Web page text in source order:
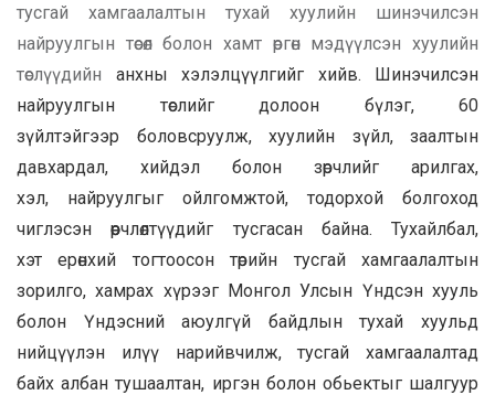
тусгай хамгаалалтын тухай хуулийн шинэчилсэн
найруулгын төсөл болон хамт өргөн мэдүүлсэн хуулийн
төслүүдийн анхны хэлэлцүүлгийг хийв. Шинэчилсэн
найруулгын төслийг долоон бүлэг, 60
зүйлтэйгээр боловсруулж, хуулийн зүйл, заалтын
давхардал, хийдэл болон зөрчлийг арилгах,
хэл, найруулгыг ойлгомжтой, тодорхой болгоход
чиглэсэн өөрчлөлтүүдийг тусгасан байна. Тухайлбал,
хэт ерөнхий тогтоосон төрийн тусгай хамгаалалтын
зорилго, хамрах хүрээг Монгол Улсын Үндсэн хууль
болон Үндэсний аюулгүй байдлын тухай хуульд
нийцүүлэн илүү нарийвчилж, тусгай хамгаалалтад
байх албан тушаалтан, иргэн болон обьектыг шалгуур